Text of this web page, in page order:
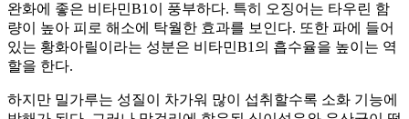
완화에 좋은 비타민B1이 풍부하다. 특히 오징어는 타우린 함
량이 높아 피로 해소에 탁월한 효과를 보인다. 또한 파에 들어
있는 황화아릴이라는 성분은 비타민B1의 흡수율을 높이는 역
할을 한다.
하지만 밀가루는 성질이 차가워 많이 섭취할수록 소화 기능에